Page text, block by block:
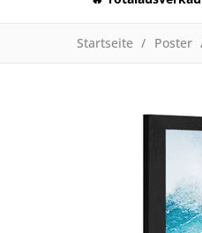
Startseite Poster